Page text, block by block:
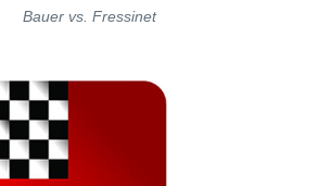
Bauer vs. Fressinet